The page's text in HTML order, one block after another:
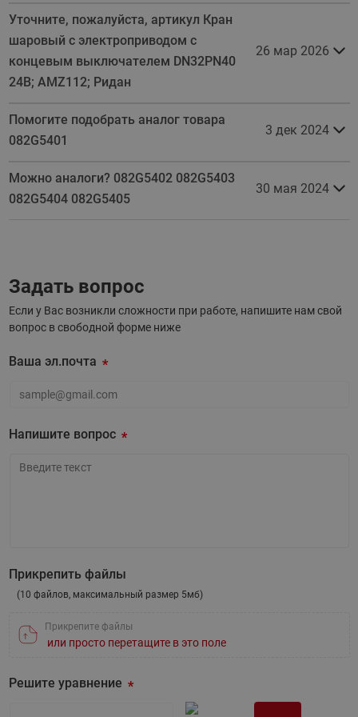
Уточните, пожалуйста, артикул Кран
шаровый с электроприводом с
концевым выключателем DN32PN40
24B; AMZ112; Ридан
26 мар 2026
Помогите подобрать аналог товара
082G5401
3 дек 2024
Можно аналоги? 082G5402 082G5403
082G5404 082G5405
30 мая 2024
Задать вопрос
Если у Вас возникли сложности при работе, напишите нам свой
вопрос в свободной форме ниже
Ваша эл.почта
Напишите вопрос
Прикрепить файлы
(10 файлов, максимальный размер 5мб)
Прикрепите файлы
или просто перетащите в это поле
Решите уравнение